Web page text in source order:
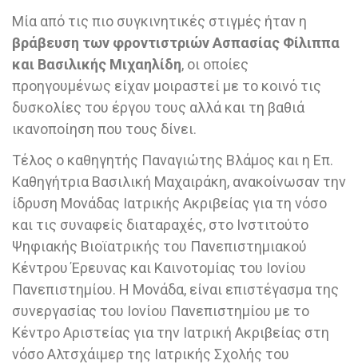
Μία από τις πιο συγκινητικές στιγμές ήταν η
βράβευση των φροντιστριών Ασπασίας Φίλιππα
και Βασιλικής Μιχαηλίδη, οι οποίες
προηγουμένως είχαν μοιραστεί με το κοινό τις
δυσκολίες του έργου τους αλλά και τη βαθιά
ικανοποίηση που τους δίνει.
Τέλος ο καθηγητής Παναγιώτης Βλάμος και η Επ.
Καθηγήτρια Βασιλική Μαχαιράκη, ανακοίνωσαν την
ίδρυση Μονάδας Ιατρικής Ακριβείας για τη νόσο
και τις συναφείς διαταραχές, στο Ινστιτούτο
Ψηφιακής Βιοϊατρικής του Πανεπιστημιακού
Κέντρου Έρευνας και Καινοτομίας του Ιονίου
Πανεπιστημίου. Η Μονάδα, είναι επιστέγασμα της
συνεργασίας του Ιονίου Πανεπιστημίου με το
Κέντρο Αριστείας για την Ιατρική Ακριβείας στη
νόσο Αλτσχάιμερ της Ιατρικής Σχολής του